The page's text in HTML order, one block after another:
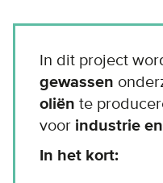
In dit project
gewassen
oliën te
voor industrie
In het kort: